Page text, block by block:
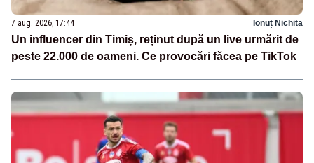
7 aug. 2026, 17:44 Ionuț Nichita
Un influencer din Timiș, reținut după un live urmărit de
peste 22.000 de oameni. Ce provocări făcea pe TikTok